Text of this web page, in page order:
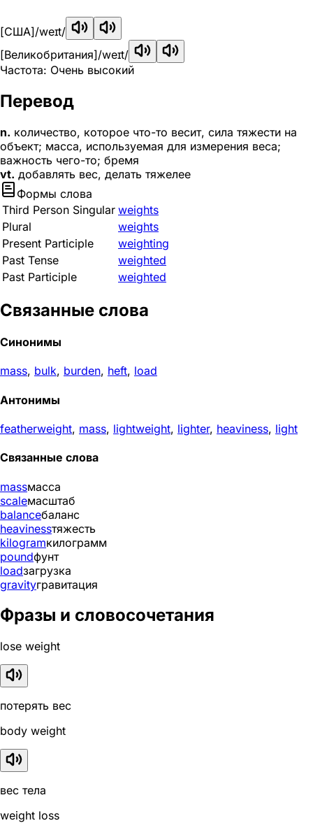
[США]/weɪt/
[Великобритания]/weɪt/
Частота: Очень высокий
Перевод
n. количество, которое что-то весит, сила тяжести на
объект; масса, используемая для измерения веса;
важность чего-то; бремя
vt. добавлять вес, делать тяжелее
Формы слова
Third Person Singular weights
Plural
weights
Present Participle
weighting
Past Tense
weighted
Past Participle
weighted
Связанные слова
Синонимы
mass, bulk, burden, heft, load
Антонимы
featherweight, mass, lightweight, lighter, heaviness, light
Связанные слова
massмасса
scaleмасштаб
balanceбаланс
heavinessтяжесть
kilogramкилограмм
poundфунт
loadзагрузка
gravityгравитация
Фразы и словосочетания
lose weight
потерять вес
body weight
вес тела
weight loss